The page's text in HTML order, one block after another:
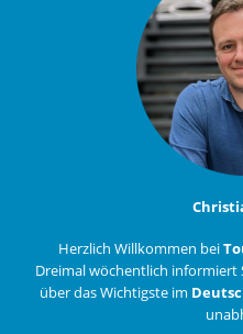
Herzlich Willkommen bei
Dreimal wöchentlich informiert
über das Wichtigste im